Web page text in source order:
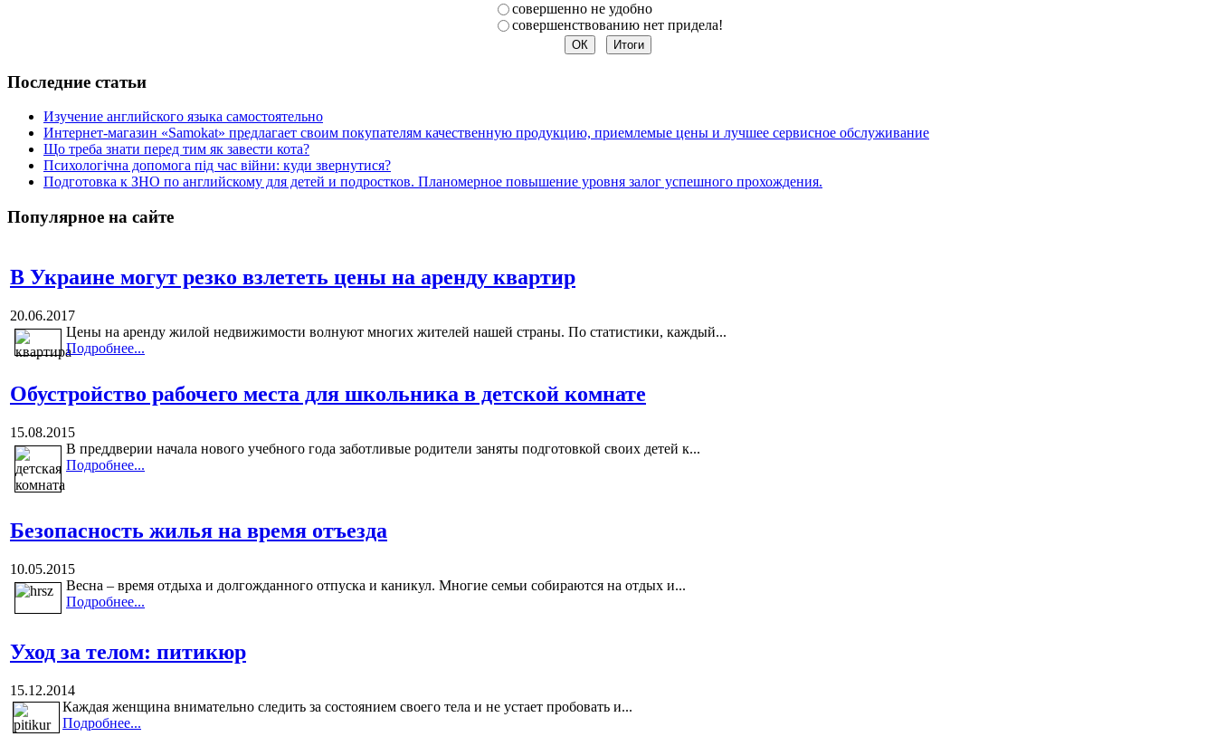
совершенно не удобно
совершенствованию нет придела!
Последние статьи
Изучение английского языка самостоятельно
Интернет-магазин «Samokat» предлагает своим покупателям качественную продукцию, приемлемые цены и лучшее сервисное обслуживание
Що треба знати перед тим як завести кота?
Психологічна допомога під час війни: куди звернутися?
Подготовка к ЗНО по английскому для детей и подростков. Планомерное повышение уровня залог успешного прохождения.
Популярное на сайте
В Украине могут резко взлететь цены на аренду квартир
20.06.2017
Цены на аренду жилой недвижимости волнуют многих жителей нашей страны. По статистики, каждый...
Подробнее...
Обустройство рабочего места для школьника в детской комнате
15.08.2015
В преддверии начала нового учебного года заботливые родители заняты подготовкой своих детей к...
Подробнее...
Безопасность жилья на время отъезда
10.05.2015
Весна – время отдыха и долгожданного отпуска и каникул. Многие семьи собираются на отдых и...
Подробнее...
Уход за телом: питикюр
15.12.2014
Каждая женщина внимательно следить за состоянием своего тела и не устает пробовать и...
Подробнее...